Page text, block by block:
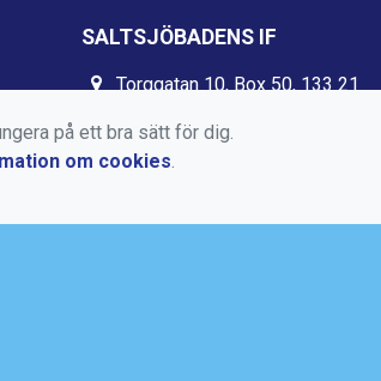
SALTSJÖBADENS IF
Torggatan 10, Box 50, 133 21
08-717 88 94
på ett bra sätt för dig.
om cookies.